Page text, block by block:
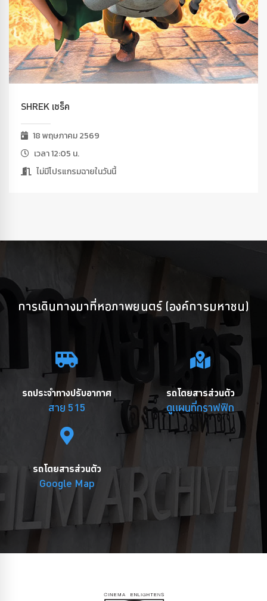
SHREK เชร็ค
18 พฤษภาคม 2569
เวลา 12:05 น.
ไม่มีโปรแกรมฉายในวันนี้
การเดินทางมาที่หอภาพยนตร์ (องค์การมหาชน)
รถประจำทางปรับอากาศ
สาย 515
รถโดยสารส่วนตัว
ดูแผนที่กราฟฟิก
รถโดยสารส่วนตัว
Google Map